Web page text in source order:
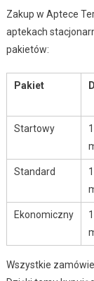
Zakup w Aptece
aptekach
pakietów:
Pakiet
Startowy
Standard
Ekonomiczny
Wszystkie